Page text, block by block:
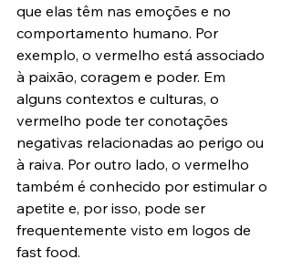
que elas têm nas emoções e no
comportamento humano. Por
exemplo, o vermelho está associado
à paixão, coragem e poder. Em
alguns contextos e culturas, o
vermelho pode ter conotações
negativas relacionadas ao perigo ou
à raiva. Por outro lado, o vermelho
também é conhecido por estimular o
apetite e, por isso, pode ser
frequentemente visto em logos de
fast food.